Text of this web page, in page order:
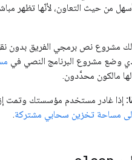
مشروع نص برمجي الفريق
وضع مشروع البرنامج النصي في
مالكون محدَّدون.
إذا غادر مستخدم مؤسستك وتمت
إلى مساحة تخزين سحابي مشتركة.